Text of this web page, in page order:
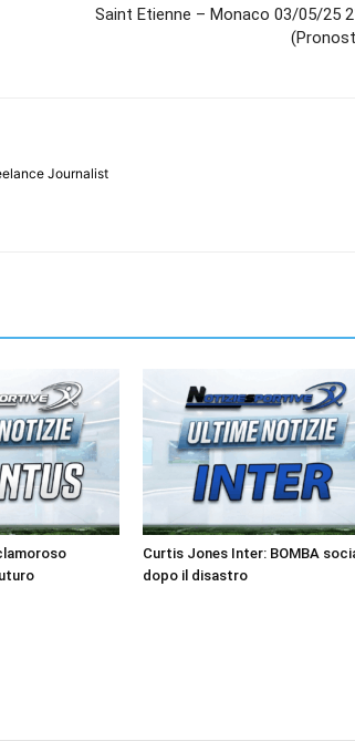
Saint Etienne – Monaco 03/05/25
Journalist
Curtis Jones Inter: BOMBA
dopo il disastro